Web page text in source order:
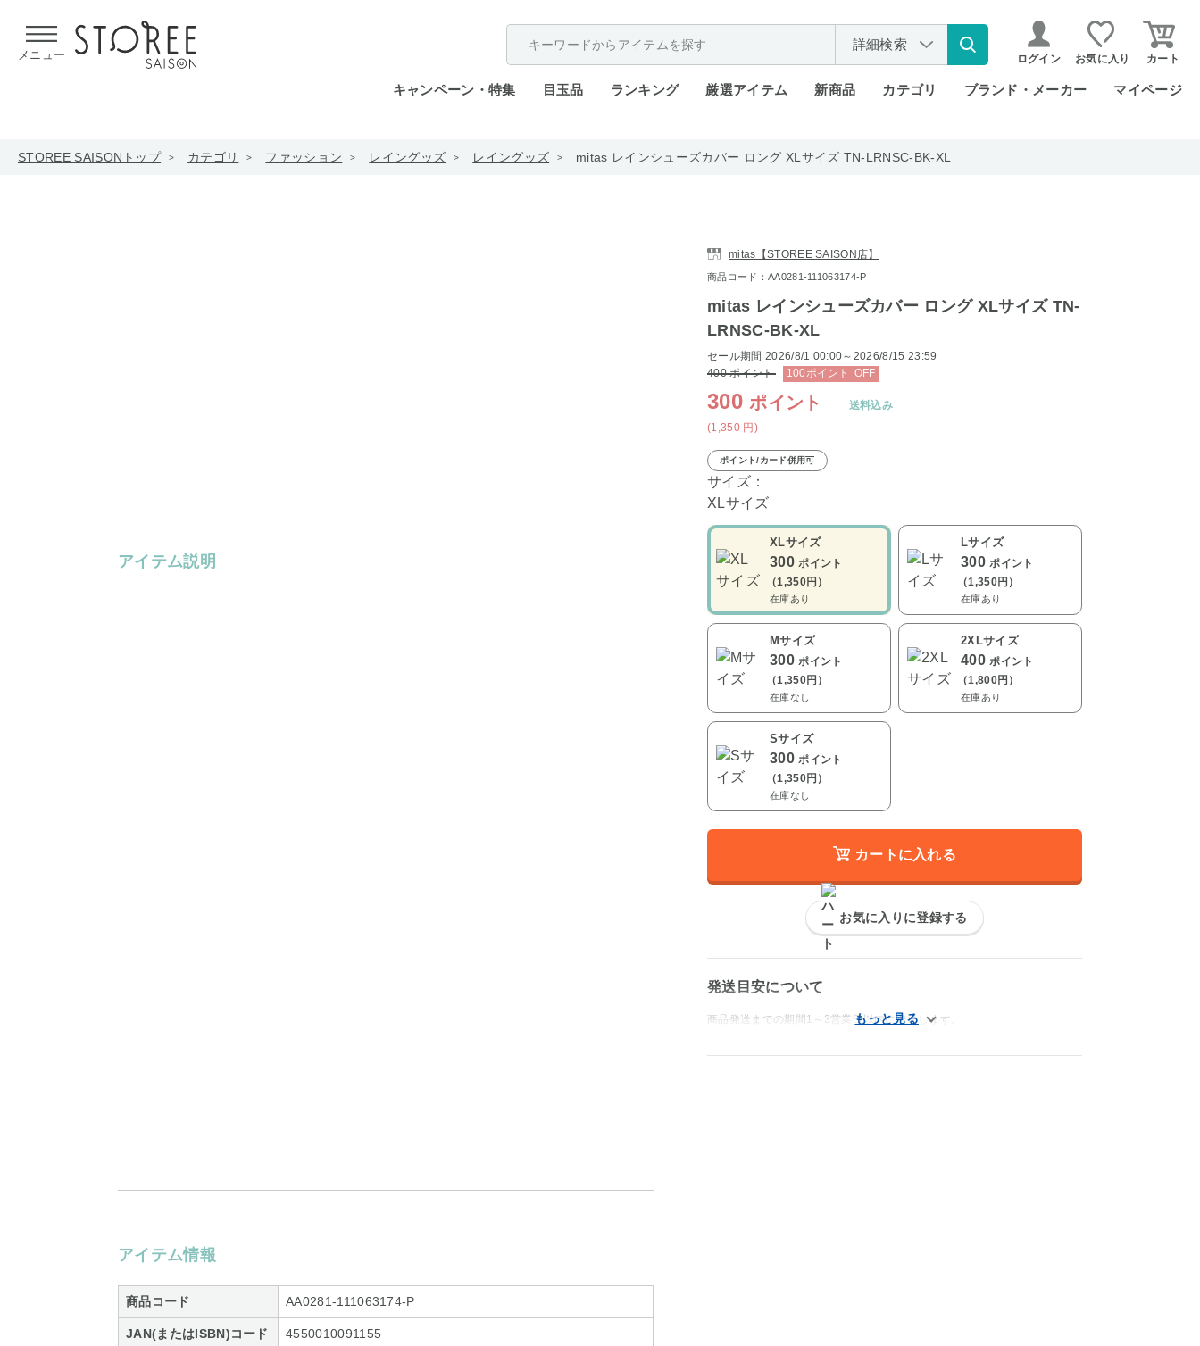
メニュー
詳細検索
ログイン お気に入り カート
キャンペーン・特集 目玉品 ランキング 厳選アイテム 新商品 カテゴリ ブランド・メーカー マイページ
STOREE SAISONトップ カテゴリ ファッション レイングッズ レイングッズ mitas レインシューズカバー ロング XLサイズ TN-LRNSC-BK-XL
アイテム説明
アイテム情報
商品コード AA0281-111063174-P
JAN(またはISBN)コード 4550010091155
mitas【STOREE SAISON店】
商品コード：AA0281-111063174-P
mitas レインシューズカバー ロング XLサイズ TN-
LRNSC-BK-XL
セール期間 2026/8/1 00:00～2026/8/15 23:59
400ポイント 100ポイント OFF
300ポイント
(1,350 円 )
送料込み
ポイント/カード併用可
サイズ：
XLサイズ
XLサイズ
300 ポイント
（1,350円）
在庫あり
Lサイズ
300 ポイント
（1,350円）
在庫あり
Mサイズ
300 ポイント
（1,350円）
在庫なし
2XLサイズ
400 ポイント
（1,800円）
在庫あり
Sサイズ
300 ポイント
（1,350円）
在庫なし
カートに入れる
お気に入りに登録する
発送目安について
商品発送までの期間1～3営業日以内に発送します。